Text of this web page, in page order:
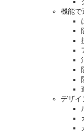
機能で
デザイ